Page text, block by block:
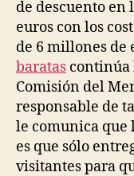
de descuento en
euros con los
de 6 millones de
baratas continúa
Comisión del
responsable de
le comunica que
es que sólo
visitantes para